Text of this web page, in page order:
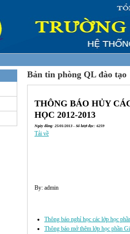
Bản tin phòng QL đào tạo
THÔNG BÁO HỦY
HỌC 2012-2013
Ngày đăng: 25/01/2013 - Số lượt đọc: 6259
Tải về
By: admin
Thông báo nghỉ học các lớp học
Thông báo mở thêm lớp học phần